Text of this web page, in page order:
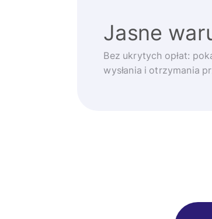
Jasne
Bez ukrytych opłat:
wysłania i otrzymania